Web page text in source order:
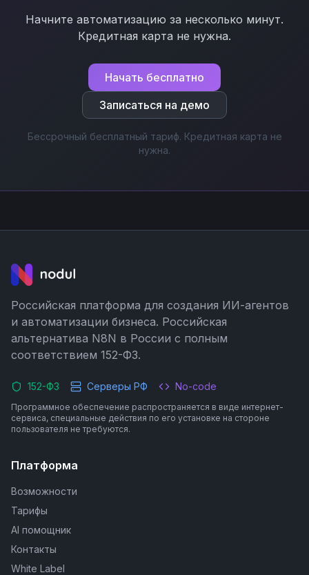
Начните автоматизацию за несколько минут.
Кредитная карта не нужна.
Начать бесплатно
Записаться на демо
Бессрочный бесплатный тариф. Кредитная карта не
нужна.
Российская платформа для создания ИИ-агентов
и автоматизации бизнеса. Российская
альтернатива N8N в России с полным
соответствием 152-ФЗ.
152-ФЗ Серверы РФ No-code
Программное обеспечение распространяется в виде интернет-
сервиса, специальные действия по его установке на стороне
пользователя не требуются.
Платформа
Возможности
Тарифы
AI помощник
Контакты
White Label